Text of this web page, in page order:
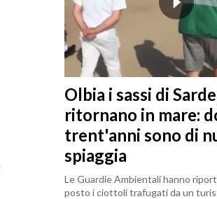
Olbia i sassi di
ritornano in mare:
trent'anni sono di
spiaggia
Le Guardie Ambientali hanno
posto i ciottoli trafugati da un